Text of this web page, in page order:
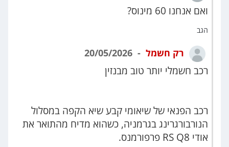
ואם אנחנו 60 מינוס?
הגב
רק חשמל
רכב חשמלי יותר טוב מבנזין
רכב הפנאי של שיאומי קבע שיא הקפה במסלול
הנורבורגרינג בגרמניה, כשהוא מדיח מהתואר את
אודי RS Q8 פרפורמנס.